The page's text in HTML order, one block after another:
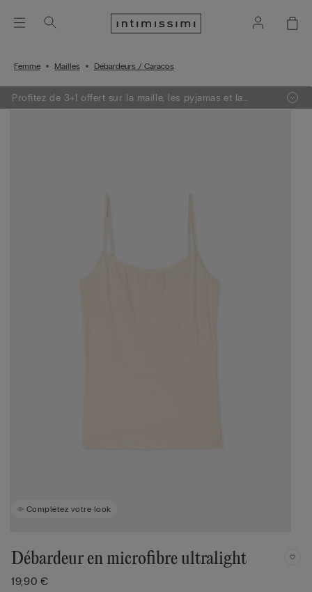
Femme Mailles Débardeurs / Caracos
Profitez de 3+1 offert sur la maille, les pyjamas et la
lingerie.
Complétez votre look
Débardeur en microfibre ultralight
19,90 €